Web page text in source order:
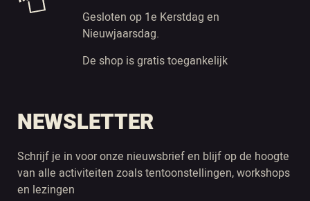
Gesloten op 1e Kerstdag en
Nieuwjaarsdag.
De shop is gratis toegankelijk
NEWSLETTER
Schrijf je in voor onze nieuwsbrief en blijf op de hoogte
van alle activiteiten zoals tentoonstellingen, workshops
en lezingen